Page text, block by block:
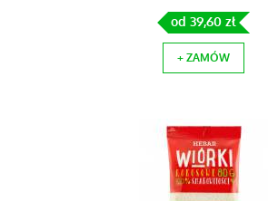
od 39,60 zł
+ ZAMÓW